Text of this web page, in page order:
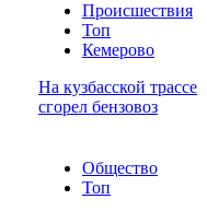
Происшествия
Топ
Кемерово
На кузбасской трассе
сгорел бензовоз
Общество
Топ